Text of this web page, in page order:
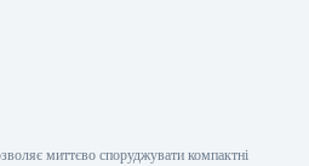
миттєво споруджувати компактні